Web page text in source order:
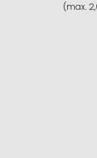
(max.